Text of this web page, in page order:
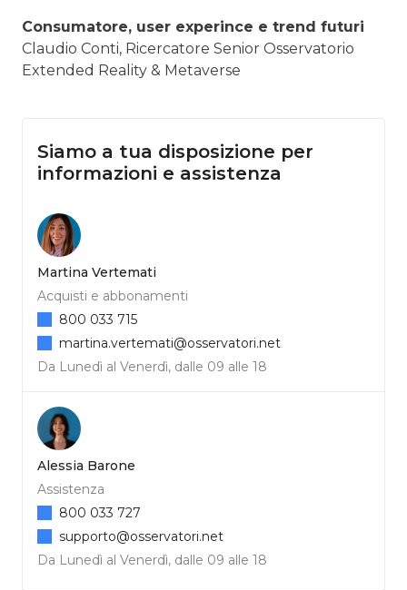
Consumatore, user experince e trend futuri
Claudio Conti, Ricercatore Senior Osservatorio
Extended Reality & Metaverse
Siamo a tua disposizione per
informazioni e assistenza
Martina Vertemati
Acquisti e abbonamenti
Da Lunedì al Venerdì, dalle 09 alle 18
800 033 715
martina.vertemati@osservatori.net
Alessia Barone
Assistenza
Da Lunedì al Venerdì, dalle 09 alle 18
800 033 727
supporto@osservatori.net